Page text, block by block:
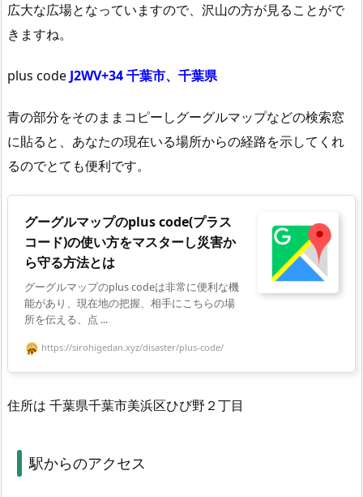
広大な広場となっていますので、沢山の方が見ることがで
きますね。
plus code J2WV+34 千葉市、千葉県
青の部分をそのままコピーしグーグルマップなどの検索窓
に貼ると、あなたの現在いる場所からの経路を示してくれ
るのでとても便利です。
グーグルマップのplus code(プラス
コード)の使い方をマスターし災害か
ら守る方法とは
グーグルマップのplus codeは非常に便利な機
能があり、現在地の把握、相手にこちらの場
所を伝える、点 ...
https://sirohigedan.xyz/disaster/plus-code/
住所は 千葉県千葉市美浜区ひび野２丁目
駅からのアクセス